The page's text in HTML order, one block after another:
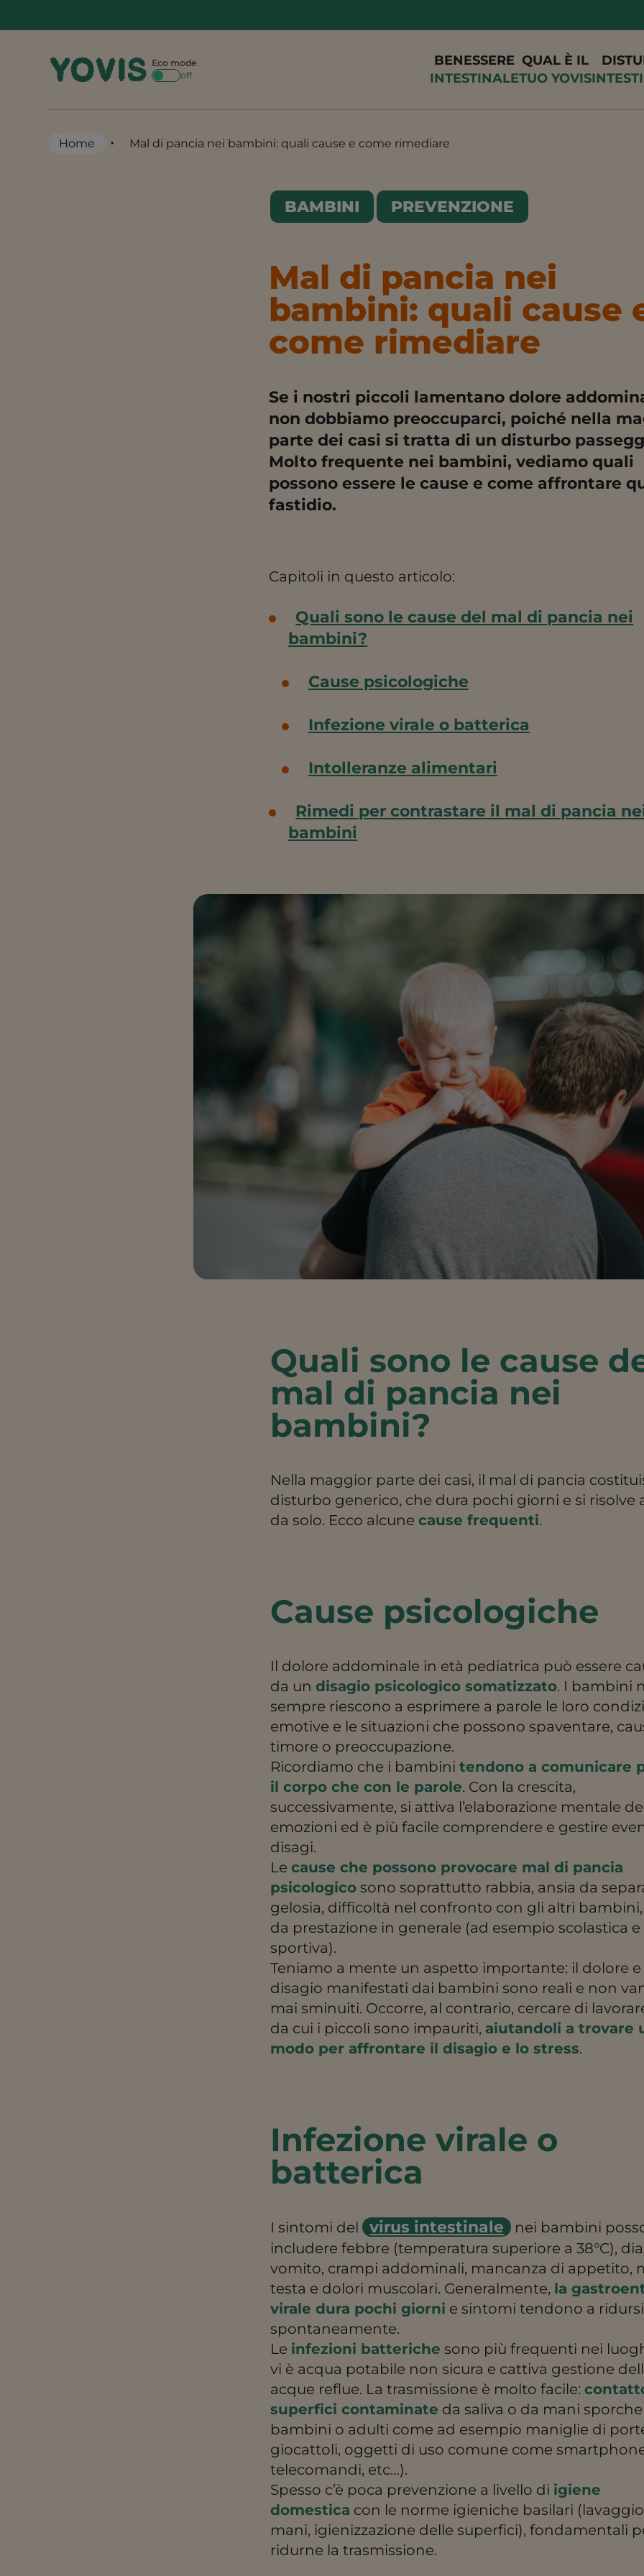
to
content
Eco mode
off
BENESSERE
INTESTINALE
QUAL È IL
TUO YOVIS
Home • Mal di pancia nei bambini: quali cause e come rimediare
BAMBINI PREVENZIONE
Mal di pancia nei
bambini: quali cause
come rimediare
Se i nostri piccoli lamentano dolore
non dobbiamo preoccuparci, poiché nella
parte dei casi si tratta di un disturbo
Molto frequente nei bambini, vediamo quali
possono essere le cause e come affrontare
fastidio.
Capitoli in questo articolo:
Quali sono le cause del mal di pancia nei
bambini?
Cause psicologiche
Infezione virale o batterica
Intolleranze alimentari
Rimedi per contrastare il mal di pancia
bambini
Quali sono le cause
mal di pancia nei
bambini?
Nella maggior parte dei casi, il mal di pancia
disturbo generico, che dura pochi giorni e si risolve
da solo. Ecco alcunecause frequenti.
Cause psicologiche
Il dolore addominale in età pediatrica può essere
da undisagio psicologico somatizzato. I bambini
sempre riescono a esprimere a parole le loro
emotive e le situazioni che possono spaventare,
timore o preoccupazione.
Ricordiamo che i bambinitendono a comunicare
il corpo che con le parole. Con la crescita,
successivamente, si attiva l’elaborazione mentale
emozioni ed è più facile comprendere e gestire
disagi.
Lecause che possono provocare mal di pancia
psicologico sono soprattutto rabbia, ansia da
gelosia, difficoltà nel confronto con gli altri
da prestazione in generale (ad esempio scolastica e
sportiva).
Teniamo a mente un aspetto importante: il dolore e
disagio manifestati dai bambini sono reali e non
mai sminuiti. Occorre, al contrario, cercare di
da cui i piccoli sono impauriti, aiutandoli a trovare
modo per affrontare il disagio e lo stress.
Infezione virale o
batterica
I sintomi del virus intestinale
nei bambini
includere febbre (temperatura superiore a 38°C),
vomito, crampi addominali, mancanza di appetito,
testa e dolori muscolari. Generalmente, la
virale dura pochi giorni e sintomi tendono a ridursi
spontaneamente.
Le infezioni batteriche sono più frequenti nei
vi è acqua potabile non sicura e cattiva gestione
acque reflue. La trasmissione è molto facile:
superfici contaminate da saliva o da mani
bambini o adulti come ad esempio maniglie di
giocattoli, oggetti di uso comune come
telecomandi, etc…).
Spesso c’è poca prevenzione a livello di igiene
domestica con le norme igieniche basilari
mani, igienizzazione delle superfici), fondamentali
ridurne la trasmissione.